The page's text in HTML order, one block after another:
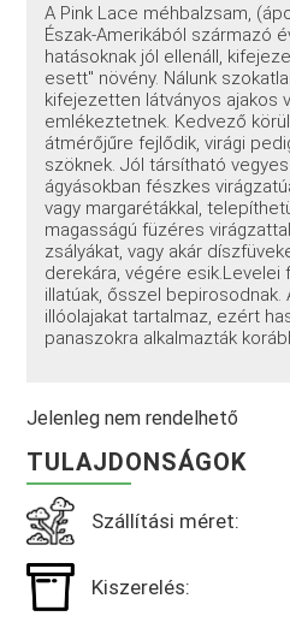
A Pink Lace méhbalzsam,
Észak-Amerikából származó
hatásoknak jól ellenáll,
esett" növény. Nálunk
kifejezetten látványos ajakos
emlékeztetnek. Kedvező
átmérőjűre fejlődik, virági
szöknek. Jól társítható
ágyásokban fészkes
vagy margarétákkal,
magasságú füzéres
zsályákat, vagy akár
derekára, végére
illatúak, ősszel bepirosodnak.
illóolajakat tartalmaz, ezért
panaszokra alkalmazták
Jelenleg nem rendelhető
TULAJDONSÁGOK
Szállítási méret:
Kiszerelés: